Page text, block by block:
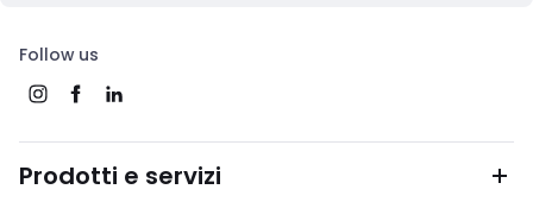
Follow us
Prodotti e servizi